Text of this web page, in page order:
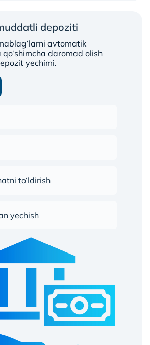
depoziti
avtomatik
daromad olish
yechimi.
to‘ldirish
yechish